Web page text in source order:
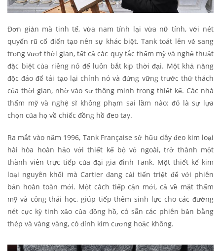
Đơn giản mà tinh tế, vừa nam tính lại vừa nữ tính, với nét
quyến rũ cổ điển tạo nên sự khác biệt. Tank toát lên vẻ sang
trọng vượt thời gian, tất cả các quy tắc thẩm mỹ và nghệ thuật
đặc biệt của riêng nó để luôn bắt kịp thời đại. Một khả năng
độc đáo để tái tạo lại chính nó và đứng vững trước thử thách
của thời gian, nhờ vào sự thông minh trong thiết kế. Các nhà
thẩm mỹ và nghệ sĩ không phạm sai lầm nào: đó là sự lựa
chọn của họ về chiếc đồng hồ đeo tay.
Ra mắt vào năm 1996, Tank Française sở hữu dây đeo kim loại
hài hòa hoàn hảo với thiết kế bộ vỏ ngoài, trở thành một
thành viên trực tiếp của đại gia đình Tank. Một thiết kế kim
loại nguyên khối mà Cartier đang cải tiến triệt để với phiên
bản hoàn toàn mới. Một cách tiếp cận mới, cả về mặt thẩm
mỹ và công thái học, giúp tiếp thêm sinh lực cho các đường
nét cực kỳ tinh xảo của đồng hồ, có sẵn các phiên bản bằng
thép và vàng vàng, có đính kim cương hoặc không.